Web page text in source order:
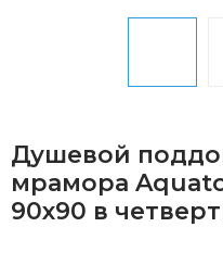
Душевой
мрамора
90х90 в